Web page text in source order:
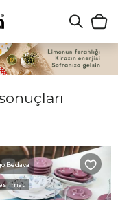
Bedava